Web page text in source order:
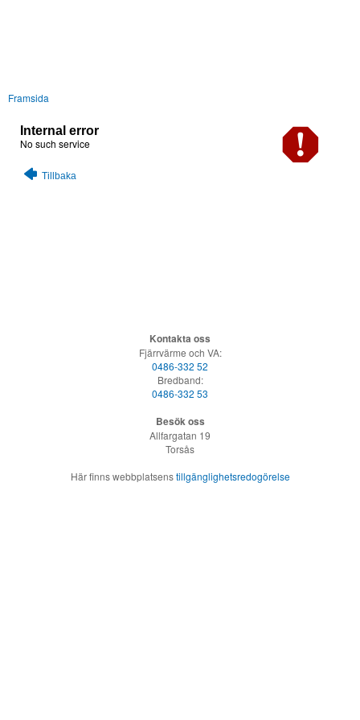
Framsida
Internal error
No such service
Tillbaka
Kontakta oss
Fjärrvärme och VA:
0486-332 52
Bredband:
0486-332 53
Besök oss
Allfargatan 19
Torsås
Här finns webbplatsenstillgänglighetsredogörelse